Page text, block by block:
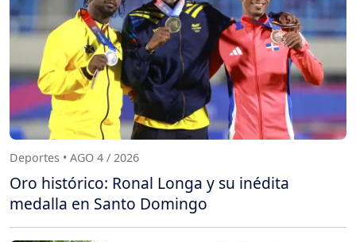
Deportes • AGO 4 / 2026
Oro histórico: Ronal Longa y su inédita
medalla en Santo Domingo